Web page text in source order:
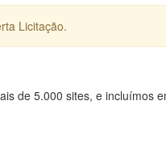
Licitação.
de 5.000 sites, e incluímos